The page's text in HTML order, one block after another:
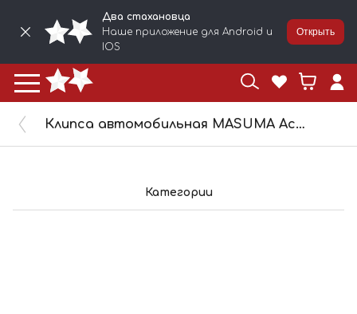
Два стахановца
Наше приложение для Android и
IOS
Открыть
Клипса автомобильная MASUMA Acura/Honda 10634/KJ-1013
Категории